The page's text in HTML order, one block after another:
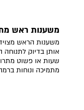
משענות ראש
משענות הראש
אותן בדיוק
שעות או פשוט
מתמיכה ונוחות